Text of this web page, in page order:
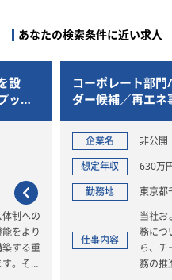
あなたの検索条件に近い求人
設
ット
制への
をより
する重
。その
コーポレート部
ダー候補／再エネ
度化
企業名
非公開
想定年収
630万
勤務地
東京都
仕事内容
当社お
務につ
ら、チ
務の推